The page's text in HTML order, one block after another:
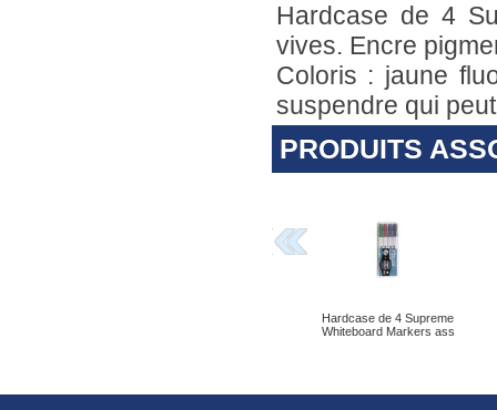
Hardcase de 4
vives. Encre
Coloris : jaune
suspendre qui
PRODUITS
Hardcase de 4 Supreme
Whiteboard Markers ass